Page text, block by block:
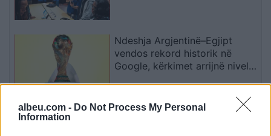
albeu.com - Do Not Process My Personal
Information
Ndeshja Argjentinë–Egjipt
vendos rekord historik në
Google, kërkimet arrijnë nivele
Kina zbulon robotë humanoidë